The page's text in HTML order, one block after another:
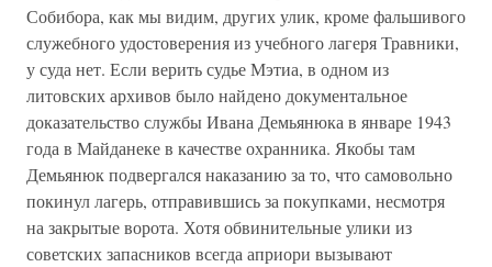
Собибора, как мы видим, других улик, кроме фальшивого
служебного удостоверения из учебного лагеря Травники,
у суда нет. Если верить судье Мэтиа, в одном из
литовских архивов было найдено документальное
доказательство службы Ивана Демьянюка в январе 1943
года в Майданеке в качестве охранника. Якобы там
Демьянюк подвергался наказанию за то, что самовольно
покинул лагерь, отправившись за покупками, несмотря
на закрытые ворота. Хотя обвинительные улики из
советских запасников всегда априори вызывают